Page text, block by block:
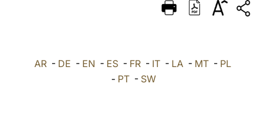
ITALIANO
AR- DE - EN - ES- FR- IT- LA- MT- PL
- PT - SW